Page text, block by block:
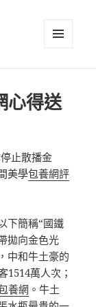
心得送
止散播金
美學包養網評
下簡稱“國鐵
拋向金色光
，中和牛土豪的
1514萬人次；
養網 。牛土